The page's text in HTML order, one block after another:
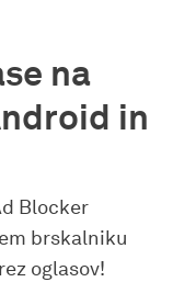
na
in
Blocker
brskalniku
oglasov!